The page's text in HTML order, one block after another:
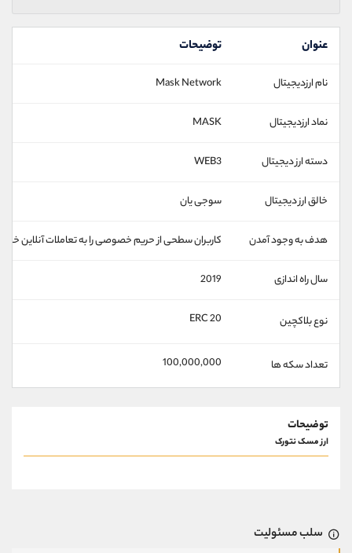
عنوان توضیحات
نام ارزدیجیتال Mask Network
نماد ارزدیجیتال MASK
دسته ارز دیجیتال WEB3
خالق ارز دیجیتال سوجی یان
هدف به وجود آمدن کاربران سطحی از حریم خصوصی را به تعاملات آنلاین
سال راه اندازی 2019
نوع بلاکچین ERC 20
تعداد سکه ها 100,000,000
توضیحات
ارز مسک نتورک
سلب مسئولیت